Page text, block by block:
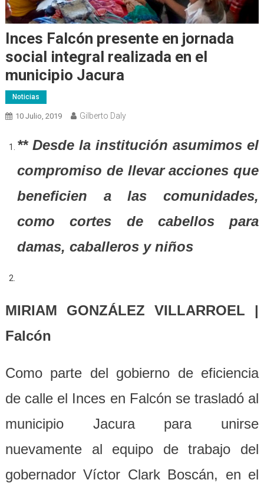
Inces Falcón presente en jornada
social integral realizada en el
municipio Jacura
Noticias
10 Julio, 2019 Gilberto Daly
** Desde la institución asumimos el
compromiso de llevar acciones que
beneficien a las comunidades,
como cortes de cabellos para
damas, caballeros y niños
MIRIAM GONZÁLEZ VILLARROEL |
Falcón
Como parte del gobierno de eficiencia
de calle el Inces en Falcón se trasladó al
municipio Jacura para unirse
nuevamente al equipo de trabajo del
gobernador Víctor Clark Boscán, en el